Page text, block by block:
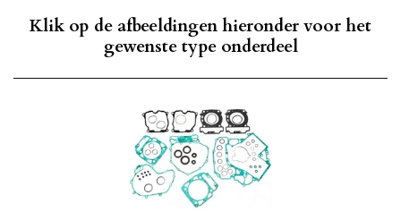
Klik op de afbeeldingen hieronder voor het
gewenste type onderdeel